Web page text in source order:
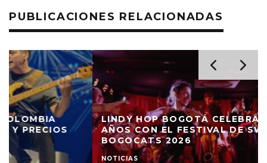
PUBLICACIONES RELACIONADAS
LINDY HOP BOGOTÁ CELEBRARÁ DIEZ
AÑOS CON EL FESTIVAL DE SWING
BOGOCATS 2026
NOTICIAS